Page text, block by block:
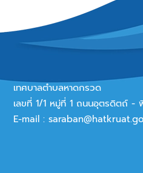
เทศบาลตำบลหาดกรวด
เลขที่ 1/1 หมู่ที่ 1 ถนนอุตรดิตถ์ -
E-mail :